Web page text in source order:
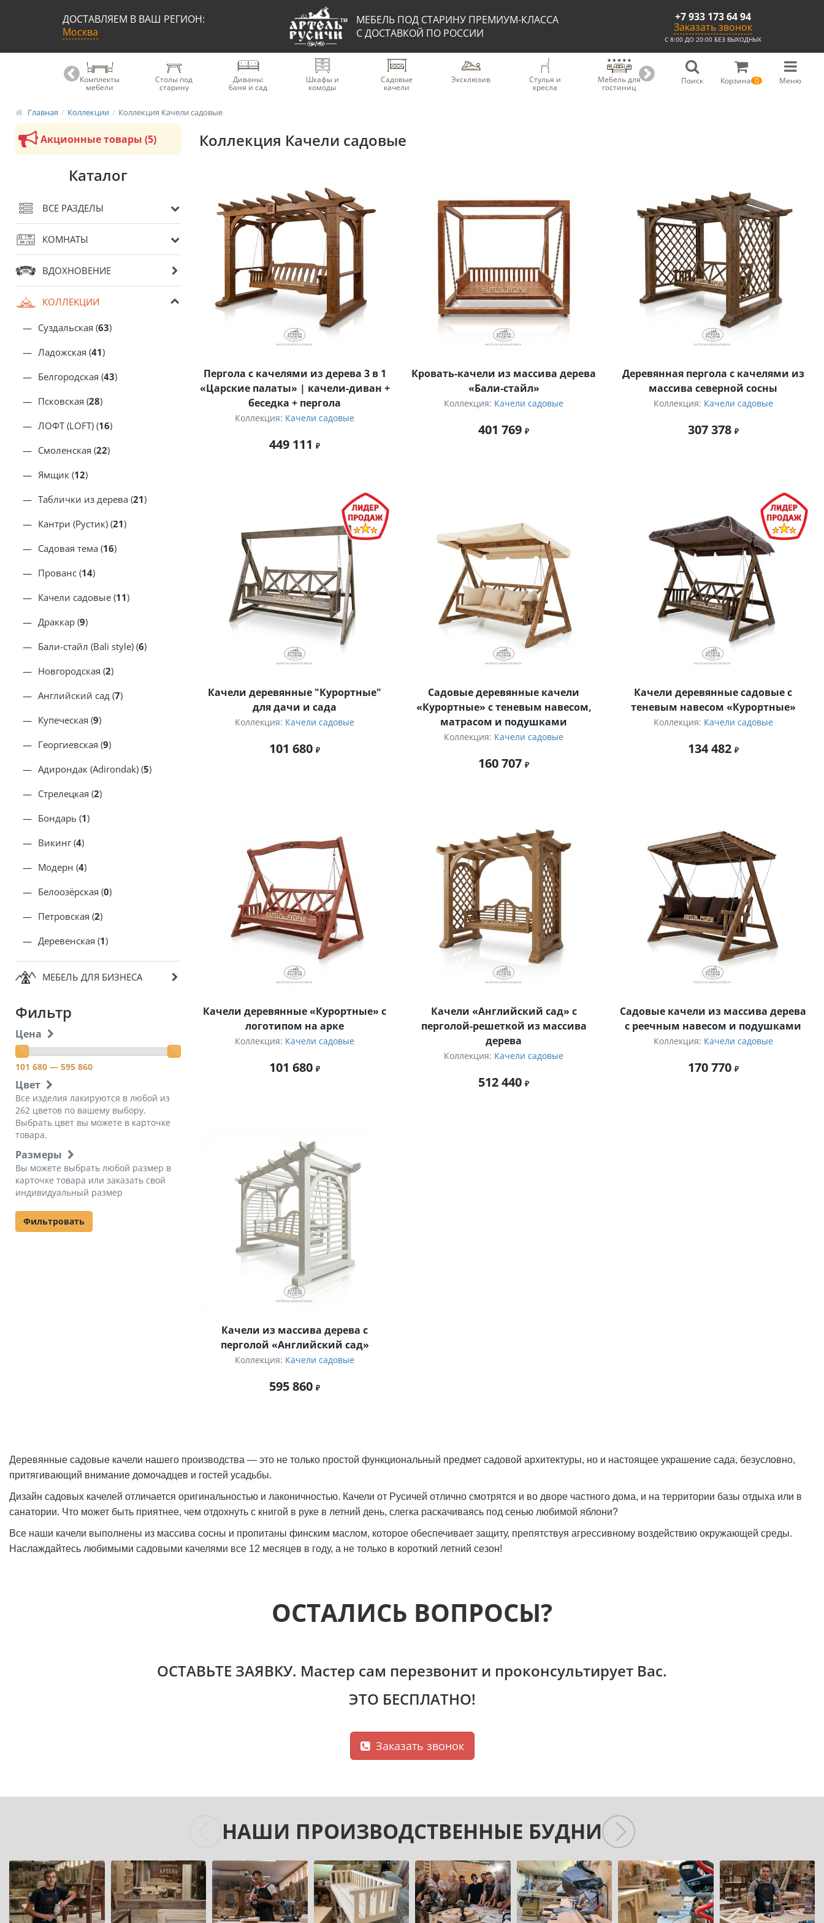
ДОСТАВЛЯЕМ В ВАШ РЕГИОН:
Москва
МЕБЕЛЬ ПОД СТАРИНУ ПРЕМИУМ-КЛАССА
С ДОСТАВКОЙ ПО РОССИИ
+7 933 173 64 94
Заказать звонок
С 8:00 ДО 20:00 БЕЗ ВЫХОДНЫХ
Комплекты
мебели
Столы под
старину
Диваны:
баня и сад
Шкафы и
комоды
Садовые
качели
Эксклюзив Стулья и
кресла
Мебель для
гостиниц
Мебель для Скамьи из
массива
Поиск Корзина 0 Меню
Главная Коллекции Коллекция Качели садовые
Коллекция Качели садовые
Пергола с качелями из дерева 3 в 1
«Царские палаты» | качели-диван +
беседка + пергола
Коллекция: Качели садовые
449 111
Кровать-качели из массива дерева
«Бали-стайл»
Коллекция: Качели садовые
401 769
Деревянная пергола с качелями из
массива северной сосны
Коллекция: Качели садовые
307 378
Качели деревянные "Курортные"
для дачи и сада
Коллекция: Качели садовые
101 680
Садовые деревянные качели
«Курортные» с теневым навесом,
матрасом и подушками
Коллекция: Качели садовые
160 707
Качели деревянные садовые с
теневым навесом «Курортные»
Коллекция: Качели садовые
134 482
Качели деревянные «Курортные» с
логотипом на арке
Коллекция: Качели садовые
101 680
Качели «Английский сад» с
перголой-решеткой из массива
дерева
Коллекция: Качели садовые
512 440
Садовые качели из массива дерева
с реечным навесом и подушками
Коллекция: Качели садовые
170 770
Качели из массива дерева с
перголой «Английский сад»
Коллекция: Качели садовые
595 860
Акционные товары (5)
Каталог
ВСЕ РАЗДЕЛЫ
КОЛЛЕКЦИИ
Суздальская (63)
Ладожская (41)
Белгородская (43)
Псковская (28)
ЛОФТ (LOFT) (16)
Смоленская (22)
Ямщик (12)
Таблички из дерева (21)
Кантри (Рустик) (21)
Садовая тема (16)
Прованс (14)
Качели садовые (11)
Драккар (9)
Бали-стайл (Bali style) (6)
Новгородская (2)
Английский сад (7)
Купеческая (9)
Георгиевская (9)
Адирондак (Adirondak) (5)
Стрелецкая (2)
Бондарь (1)
Викинг (4)
Модерн (4)
Белоозёрская (0)
Петровская (2)
Деревенская (1)
КОМНАТЫ
МЕБЕЛЬ ДЛЯ БИЗНЕСА
ВДОХНОВЕНИЕ
Фильтр
Цена
101 680 — 595 860
Цвет
Все изделия лакируются в любой из
262 цветов по вашему выбору.
Выбрать цвет вы можете в карточке
товара.
Размеры
Вы можете выбрать любой размер в
карточке товара или заказать свой
индивидуальный размер
Фильтровать
Деревянные садовые качели нашего производства — это не только простой функциональный предмет садовой архитектуры, но и настоящее украшение сада, безусловно,
притягивающий внимание домочадцев и гостей усадьбы.
Дизайн садовых качелей отличается оригинальностью и лаконичностью. Качели от Русичей отлично смотрятся и во дворе частного дома, и на территории базы отдыха или в
санатории. Что может быть приятнее, чем отдохнуть с книгой в руке в летний день, слегка раскачиваясь под сенью любимой яблони?
Все наши качели выполнены из массива сосны и пропитаны финским маслом, которое обеспечивает защиту, препятствуя агрессивному воздействию окружающей среды.
Наслаждайтесь любимыми садовыми качелями все 12 месяцев в году, а не только в короткий летний сезон!
ОСТАЛИСЬ ВОПРОСЫ?
ОСТАВЬТЕ ЗАЯВКУ. Мастер сам перезвонит и проконсультирует Вас.
ЭТО БЕСПЛАТНО!
Заказать звонок
НАШИ ПРОИЗВОДСТВЕННЫЕ БУДНИ